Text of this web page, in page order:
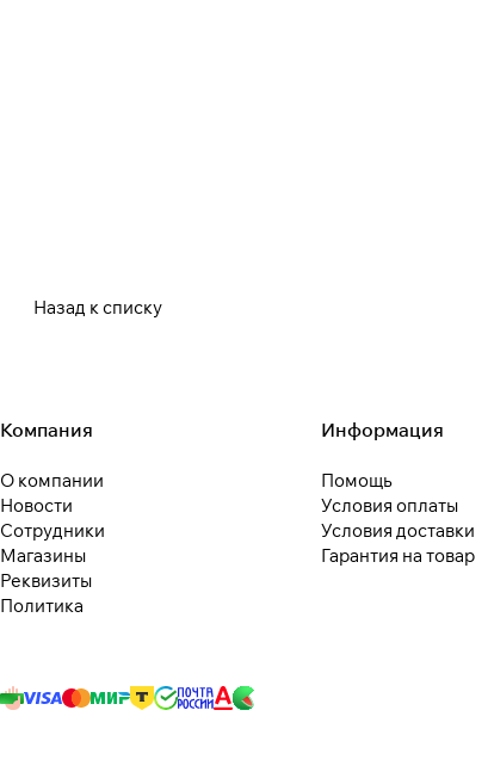
Назад к списку
Компания
О компании
Новости
Сотрудники
Магазины
Реквизиты
Политика
Информация
Помощь
Условия оплаты
Условия доставки
Гарантия на товар